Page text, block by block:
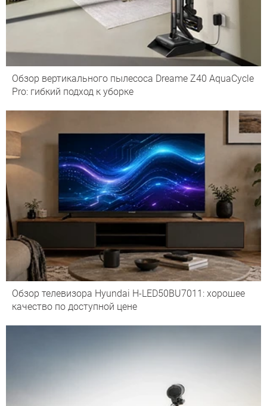
Обзор вертикального пылесоса Dreame Z40 AquaCycle
Pro: гибкий подход к уборке
Обзор телевизора Hyundai H-LED50BU7011: хорошее
качество по доступной цене